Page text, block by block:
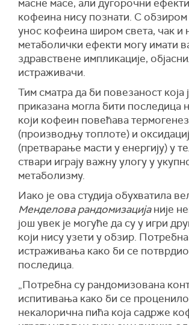
масне масе, али дугорочни
кофеина нису познати. С
унос кофеина широм света, чак и
метаболички ефекти могу имати
здравствене импликације,
истраживачи.
Тим сматра да би повезаност која
приказана могла бити последица
који кофеин повећава
(производњу топлоте) и
(претварање масти у енергију) у
ствари играју важну улогу у
метаболизму.
Иако је ова студија обухватила
Менделова рандомизацијаније
још увек је могуће да су у игри
који нису узети у обзир.
истраживања како би се
последица.
„Потребна су рандомизована
испитивања како би се
некалорична пића која садрже